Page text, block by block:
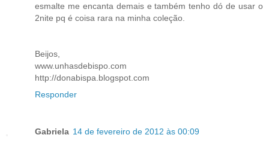
esmalte me encanta demais e também tenho dó de usar o
2nite pq é coisa rara na minha coleção.
Beijos,
www.unhasdebispo.com
http://donabispa.blogspot.com
Responder
Gabriela 14 de fevereiro de 2012 às 00:09